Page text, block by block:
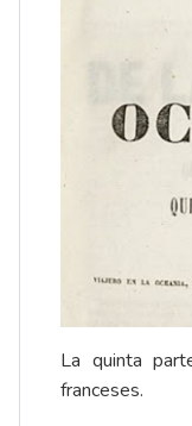
La quinta
franceses.